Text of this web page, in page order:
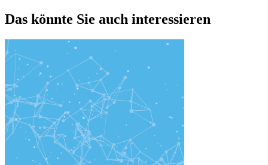
Das könnte Sie auch interessieren